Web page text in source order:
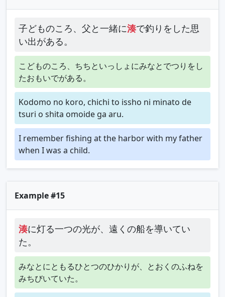
子どものころ、父と一緒に湊で釣りをした思
い出がある。
こどものころ、ちちといっしょにみなとでつりをし
たおもいでがある。
Kodomo no koro, chichi to issho ni minato de
tsuri o shita omoide ga aru.
I remember fishing at the harbor with my father
when I was a child.
Example #15
湊に灯る一つの光が、遠くの船を導いてい
た。
みなとにともるひとつのひかりが、とおくのふねを
みちびいていた。